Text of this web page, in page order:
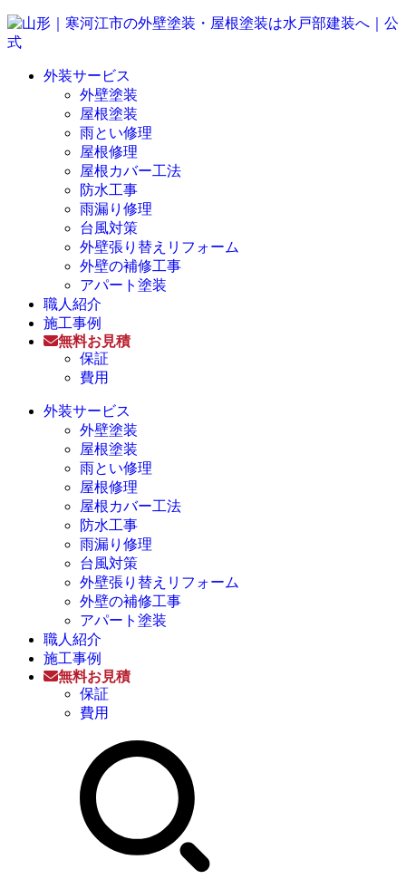
外装サービス
外壁塗装
屋根塗装
雨とい修理
屋根修理
屋根カバー工法
防水工事
雨漏り修理
台風対策
外壁張り替えリフォーム
外壁の補修工事
アパート塗装
職人紹介
施工事例
無料お見積
保証
費用
外装サービス
外壁塗装
屋根塗装
雨とい修理
屋根修理
屋根カバー工法
防水工事
雨漏り修理
台風対策
外壁張り替えリフォーム
外壁の補修工事
アパート塗装
職人紹介
施工事例
無料お見積
保証
費用